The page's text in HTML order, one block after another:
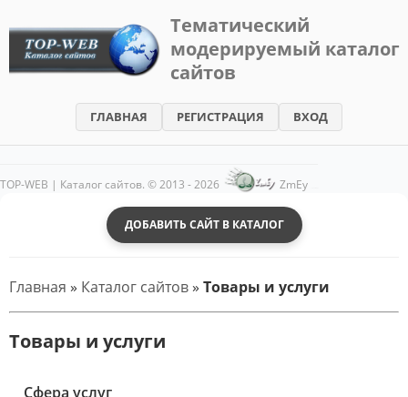
TOP-
WEB
-
Каталог
сайтов
Тематический
модерируемый каталог
сайтов
ГЛАВНАЯ РЕГИСТРАЦИЯ ВХОД
ДОБАВИТЬ САЙТ В КАТАЛОГ
Главная » Каталог сайтов» Товары и услуги
Товары и услуги
Cфера услуг
TOP-WEB | Каталог сайтов. © 2013 - 2026 ZmEy